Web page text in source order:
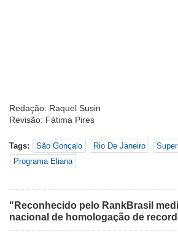
Redação: Raquel Susin
Revisão: Fátima Pires
Tags: São Gonçalo Rio De Janeiro
Programa Eliana
"Reconhecido pelo RankBrasil
nacional de homologação de